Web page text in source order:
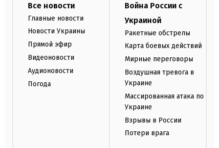
Все новости
Главные новости
Новости Украины
Прямой эфир
Видеоновости
Аудионовости
Погода
Война России с
Украиной
Ракетные обстрелы
Карта боевых действий
Мирные переговоры
Воздушная тревога в
Украине
Массированная атака по
Украине
Взрывы в России
Потери врага